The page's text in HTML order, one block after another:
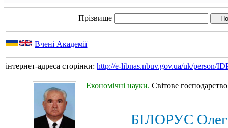
Прізвище
Вчені Академії
інтернет-адреса сторінки: http://e-libnas.nbuv.gov.ua/uk/person/
Економічні науки. Світове
БІЛОРУС Олег